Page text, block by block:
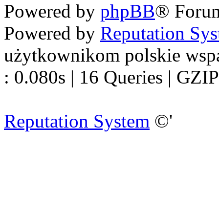
Powered by phpBB®
Powered by Reputation
użytkownikom polskie
: 0.080s | 16 Queries |
Reputation System ©'